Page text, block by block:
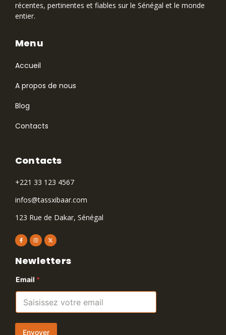
récentes, pertinentes et fiables sur le Sénégal et le monde
entier.
Accueil
A propos de nous
Blog
Contacts
Menu
Contacts
+221 33 123 4567
infos@tassxibaar.com
123 Rue de Dakar, Sénégal
Newletters
Email *
Envoyer